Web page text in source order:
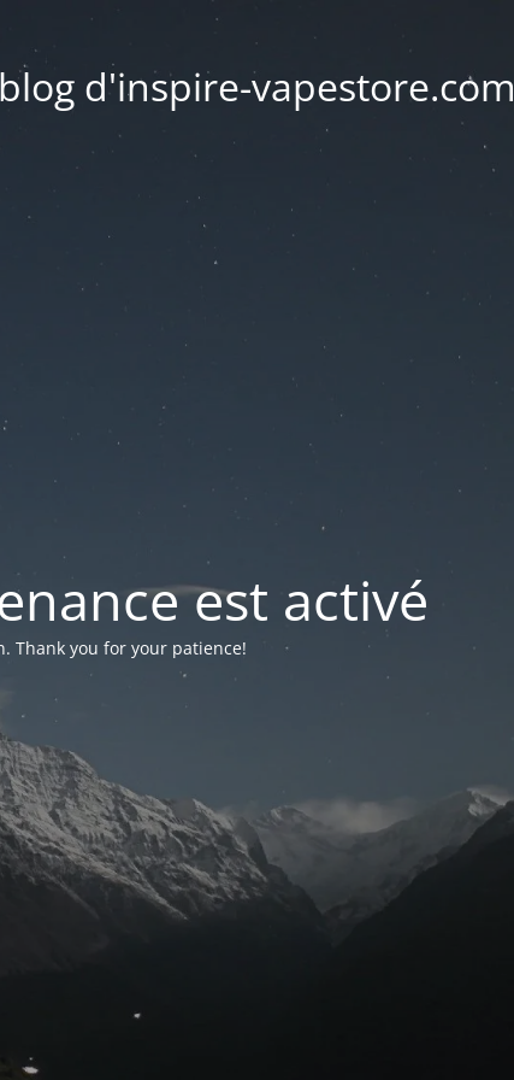
d'inspire-vapestore.com
est activé
Thank you for your patience!